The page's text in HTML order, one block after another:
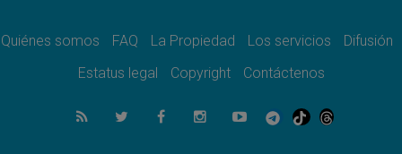
07.08.2026
el compromiso del cristiano"
La matanza de niños en Gaza no cesa: 300
muertos en 300 días
Quiénes somos FAQ La Propiedad Los servicios
Difusión
Estatus legal
Copyright Contáctenos